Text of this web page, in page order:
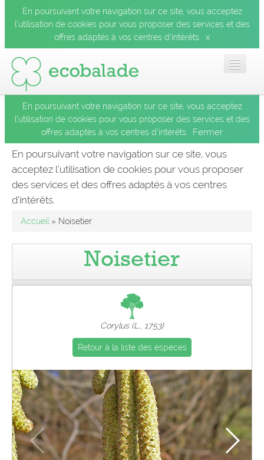
En poursuivant votre navigation sur ce site, vous acceptez
l’utilisation de cookies pour vous proposer des services et des
offres adaptés à vos centres d’intérêts.
x
Accueil
Les balades
Les espèces
Pro
En poursuivant votre navigation sur ce site, vous acceptez
l’utilisation de cookies pour vous proposer des services et des
offres adaptés à vos centres d’intérêts.
Fermer
En poursuivant votre navigation sur ce site, vous
acceptez l’utilisation de cookies pour vous proposer
des services et des offres adaptés à vos centres
d’intérêts.
Accueil » Noisetier
Noisetier
Corylus (L., 1753)
Retour à la liste des espèces